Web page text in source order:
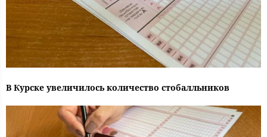
В Курске увеличилось количество стобалльников